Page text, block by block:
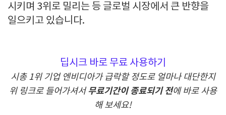
시키며 3위로 밀리는 등 글로벌 시장에서 큰 반향을
일으키고 있습니다.
딥시크 바로 무료 사용하기
시총 1위 기업 엔비디아가 급락할 정도로 얼마나 대단한지
위 링크로 들어가셔서 무료기간이 종료되기 전에 바로 사용
해 보세요!